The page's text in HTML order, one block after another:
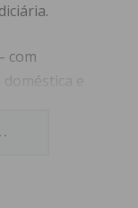
com
e
o pai da